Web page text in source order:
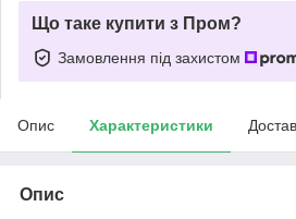
Що таке купити з Пром?
Замовлення під захистом
Опис Характеристики
Опис